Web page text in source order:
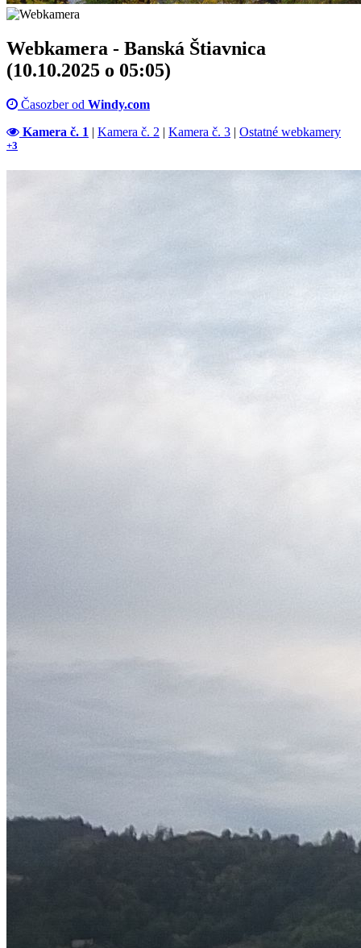
Webkamera - Banská Štiavnica
(10.10.2025 o 05:05)
Časozber od Windy.com
Kamera č. 1 | Kamera č. 2 | Kamera č. 3 | Ostatné webkamery
+3